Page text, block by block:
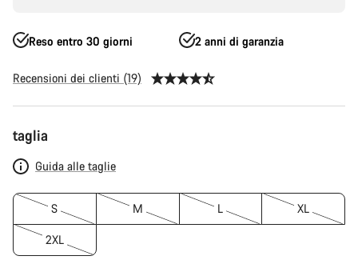
Reso entro 30 giorni 2 anni di garanzia
Recensioni dei clienti (19)
Configurazione
del
prodotto
taglia
Guida alle taglie
S M L XL
2XL